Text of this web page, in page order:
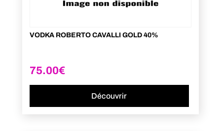
VODKA ROBERTO CAVALLI GOLD 40%
75.00€
Découvrir